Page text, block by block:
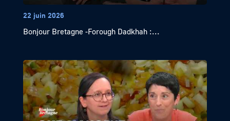
22 juin 2026
Bonjour Bretagne -Forough Dadkhah :...